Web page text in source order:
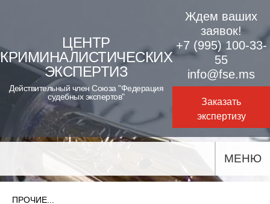
content
ЦЕНТР
КРИМИНАЛИСТИЧЕСКИХ
ЭКСПЕРТИЗ
Действительный член Союза "Федерация
судебных экспертов"
Ждем ваших
заявок!
+7 (995) 100-33-
55
info@fse.ms
Заказать
экспертизу
МЕНЮ
ПРОЧИЕ...